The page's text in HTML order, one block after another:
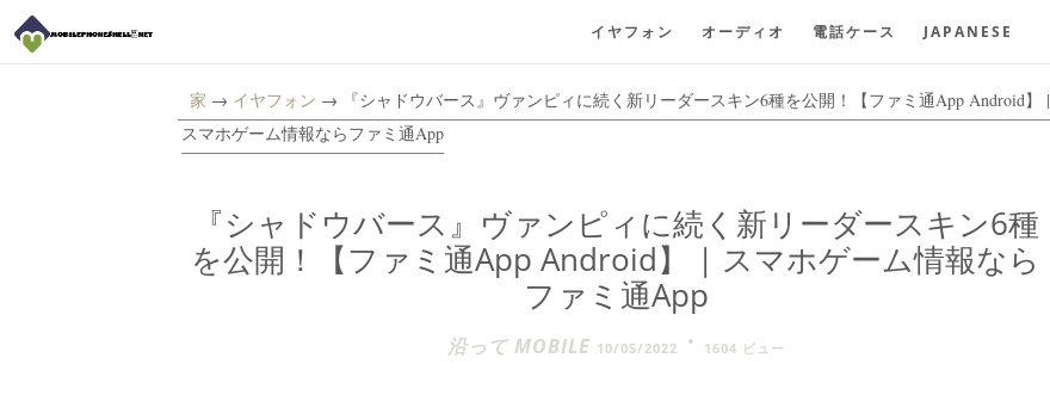
イヤフォン オーディオ 電話ケース JAPANESE
家 → イヤフォン → 『シャドウバース』ヴァンピィに続く新リーダースキン6種を公開！【ファミ通App Android】 |
スマホゲーム情報ならファミ通App
『シャドウバース』ヴァンピィに続く新リーダースキン6種
を公開！【ファミ通App Android】 | スマホゲーム情報なら
ファミ通App
沿って MOBILE 10/05/2022 1604 ビュー